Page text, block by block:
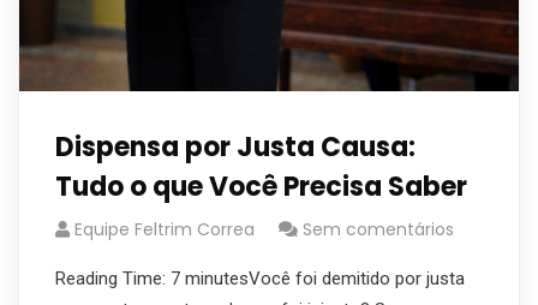
Dispensa por Justa Causa:
Tudo o que Você Precisa Saber
Equipe Feltrim Correa Sem comentários
Reading Time: 7 minutesVocê foi demitido por justa